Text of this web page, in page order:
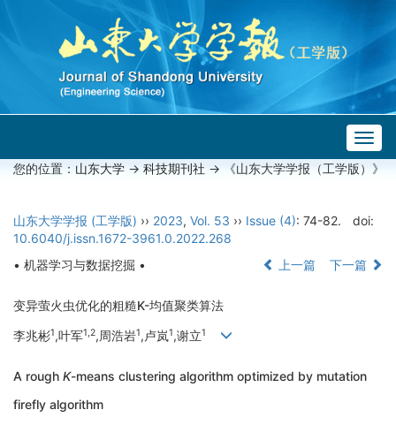
您的位置： 山东大学 -> 科技期刊社 -> 《山东大学学报（工学版）》
山东大学学报 (工学版) ›› 2023, Vol. 53 ›› Issue (4): 74-82.
doi:
10.6040/j.issn.1672-3961.0.2022.268
• 机器学习与数据挖掘 •
上一篇 下一篇
变异萤火虫优化的粗糙K-均值聚类算法
李兆彬1,叶军1,2,周浩岩1,卢岚1,谢立1
A rough K-means clustering algorithm optimized by mutation
firefly algorithm